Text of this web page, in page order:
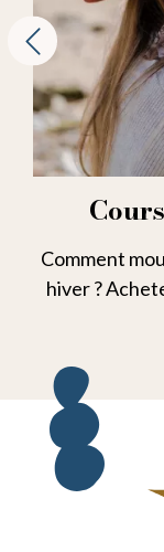
Comment
hiver ?